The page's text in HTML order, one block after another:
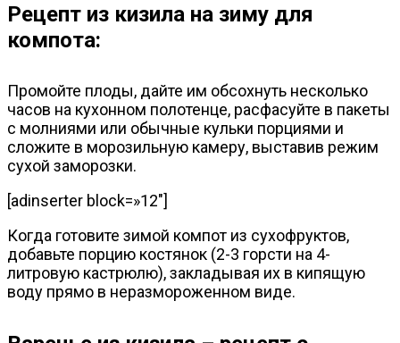
Рецепт из кизила на зиму для
компота:
Промойте плоды, дайте им обсохнуть несколько
часов на кухонном полотенце, расфасуйте в пакеты
с молниями или обычные кульки порциями и
сложите в морозильную камеру, выставив режим
сухой заморозки.
[adinserter block=»12″]
Когда готовите зимой компот из сухофруктов,
добавьте порцию костянок (2-3 горсти на 4-
литровую кастрюлю), закладывая их в кипящую
воду прямо в неразмороженном виде.